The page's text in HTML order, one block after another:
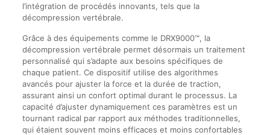
l’intégration de procédés innovants, tels que la
décompression vertébrale.
Grâce à des équipements comme le DRX9000™, la
décompression vertébrale permet désormais un traitement
personnalisé qui s’adapte aux besoins spécifiques de
chaque patient. Ce dispositif utilise des algorithmes
avancés pour ajuster la force et la durée de traction,
assurant ainsi un confort optimal durant le processus. La
capacité d’ajuster dynamiquement ces paramètres est un
tournant radical par rapport aux méthodes traditionnelles,
qui étaient souvent moins efficaces et moins confortables